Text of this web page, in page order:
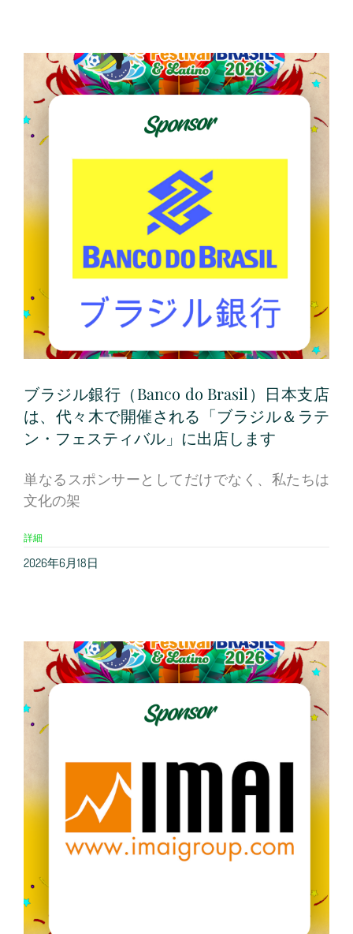
ブラジル銀行（Banco do Brasil）日本支店
は、代々木で開催される「ブラジル＆ラテ
ン・フェスティバル」に出店します
単なるスポンサーとしてだけでなく、私たちは
文化の架
詳細
2026年6月18日